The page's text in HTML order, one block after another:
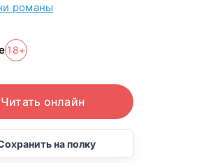
романы
18+
Читать онлайн
на полку